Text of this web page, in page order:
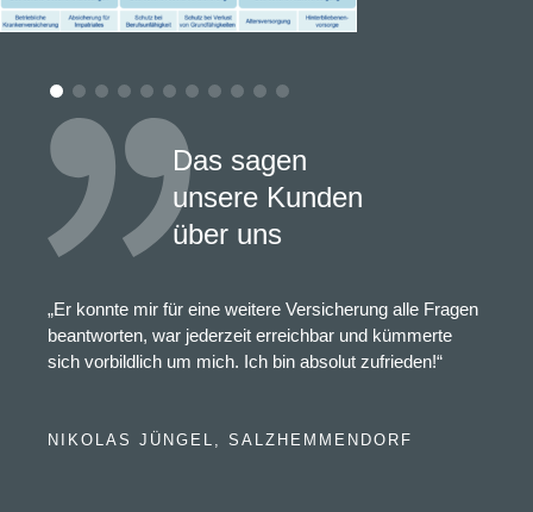
Das sagen
unsere Kunden
über uns
„Er konnte mir für eine weitere Versicherung alle Fragen
beantworten, war jederzeit erreichbar und kümmerte
sich vorbildlich um mich. Ich bin absolut zufrieden!“
NIKOLAS JÜNGEL, SALZHEMMENDORF